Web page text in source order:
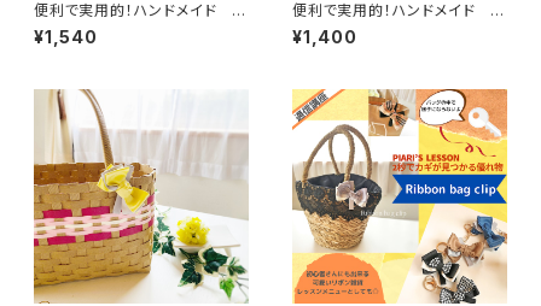
便利で実用的！ハンドメイド リ
ボンバッグクリップ／ バッグチャ
ームキーホルダー／キークリッ
¥1,540
便利で実用的！ハンドメイド リ
ボンバッグクリップ／ バッグチャ
ームキーホルダー／キークリッ
¥1,400